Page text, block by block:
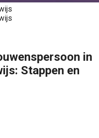
in
Stappen en